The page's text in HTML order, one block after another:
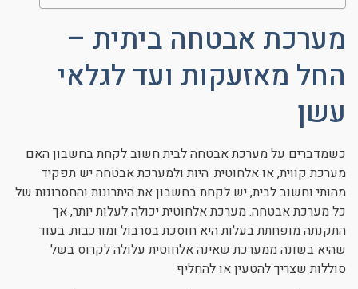
מערכת אבטחה ביתית –
החל מאזעקות ועד לגלאי
עשן
כשמדברים על מערכת אבטחה לבית חשוב לקחת בחשבון האם
מערכת קווית, או אלחוטית. היות ולמערכת אבטחה יש תפקיד
מהותי וחשוב לבית, יש לקחת בחשבון את היתרונות והחסרונות של
כל מערכת אבטחה. מערכת אלחוטית יכולה לעלות יותר, אך
התקנתה מופחתת בעלות היא חוסכת בסרבול ומורכבות. בעוד
שהיא בשונה ממערכת שאינה אלחוטית עלולה לקרוס בשל
סוללות שצריך להטעין או להחליף